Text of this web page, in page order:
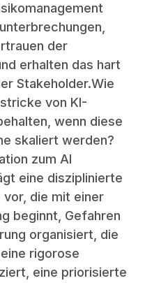
der
erhalten das hart
Stakeholder.Wie
von KI-
wenn diese
skaliert werden?
zum AI
eine disziplinierte
die mit einer
beginnt, Gefahren
organisiert, die
rigorose
eine priorisierte